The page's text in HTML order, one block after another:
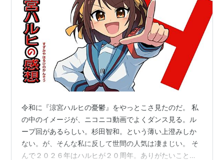
2015年4月〜6月、スピンオフ『長門有希ちゃんの消
失』が放送。
20127年4月より、BSプレミアムで再放送。
スタッフ
2006年放送時
原作・構成協力：谷川流
原作イラスト・キャラクター原案：いとうのいぢ
監督：石原立也
超監督：涼宮ハルヒ
令和に『涼宮ハルヒの憂鬱』をやっとこさ見たのだ。 私
の中のイメージが、ニコニコ動画でよくダンス見る。ル
ープ回があるらしい。杉田智和。という薄い上澄みしか
ない。が、そんな私に反して世間の人気は凄まじい。 そ
んで２０２６年はハルヒが２０周年。ありがたいことに